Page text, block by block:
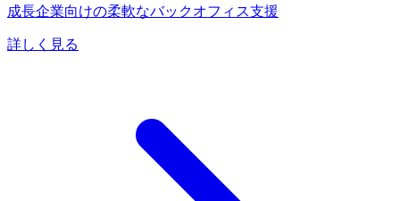
成長企業向けの柔軟なバックオフィス支援
詳しく見る